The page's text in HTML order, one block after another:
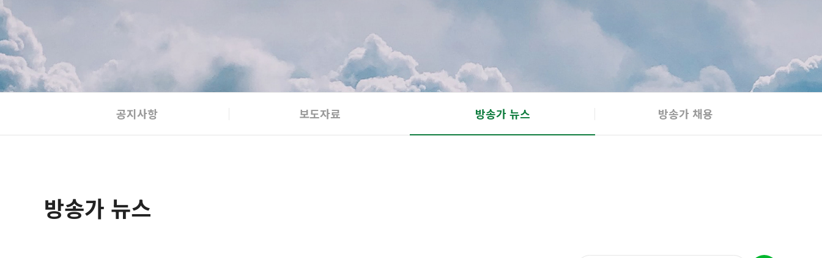
공지사항 보도자료 방송가 뉴스 방송가 채용
방송가 뉴스